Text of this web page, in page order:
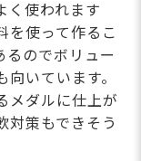
く使われます
を使って作るこ
るのでボリュー
いています。
メダルに仕上が
対策もできそう